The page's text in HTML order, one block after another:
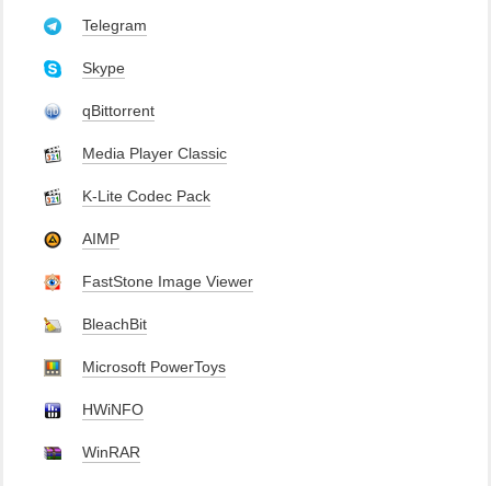
Telegram
Skype
qBittorrent
Media Player Classic
K-Lite Codec Pack
AIMP
FastStone Image Viewer
BleachBit
Microsoft PowerToys
HWiNFO
WinRAR